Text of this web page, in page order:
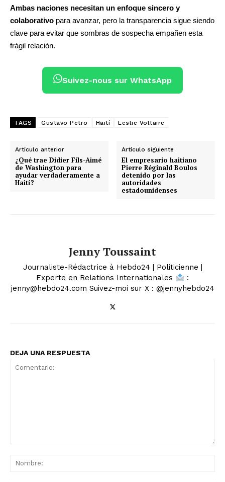
Ambas naciones necesitan un enfoque sincero y
colaborativo para avanzar, pero la transparencia sigue siendo
clave para evitar que sombras de sospecha empañen esta
frágil relación.
Suivez-nous sur WhatsApp
TAGS Gustavo Petro Haití Leslie Voltaire
Artículo anterior
¿Qué trae Didier Fils-Aimé
de Washington para
ayudar verdaderamente a
Haití?
Artículo siguiente
El empresario haitiano
Pierre Réginald Boulos
detenido por las
autoridades
estadounidenses
Jenny Toussaint
Journaliste-Rédactrice à Hebdo24 | Politicienne |
Experte en Relations Internationales
:
jenny@hebdo24.com Suivez-moi sur X : @jennyhebdo24
DEJA UNA RESPUESTA